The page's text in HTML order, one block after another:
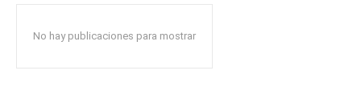
No hay publicaciones para mostrar